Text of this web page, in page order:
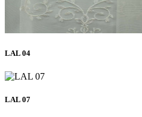
LAL 04
LAL 07